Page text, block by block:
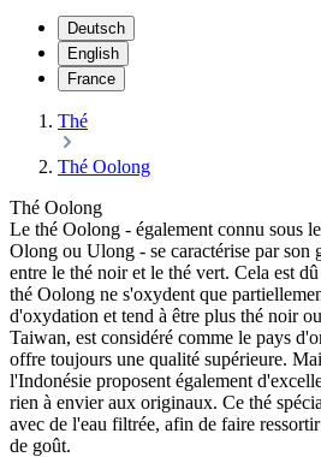
Deutsch
English
France
Thé
Thé Oolong
Thé Oolong
Le thé Oolong - également connu sous
Olong ou Ulong - se caractérise par son
entre le thé noir et le thé vert. Cela est
thé Oolong ne s'oxydent que
d'oxydation et tend à être plus thé noir
Taiwan, est considéré comme le pays
offre toujours une qualité supérieure.
l'Indonésie proposent également
rien à envier aux originaux. Ce thé
avec de l'eau filtrée, afin de faire
de goût.